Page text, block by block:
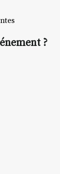
À LA
INSTAGRAM
LINKEDIN
?